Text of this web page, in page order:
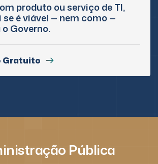
produto ou serviço de TI,
se é viável — nem como —
Governo.
Gratuito
Pública